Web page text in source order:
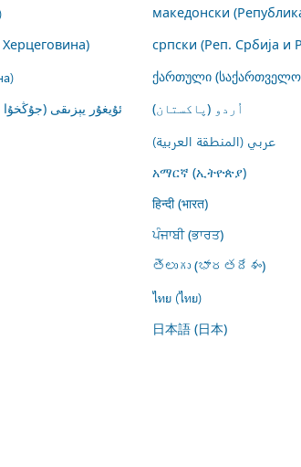
македонски
српски (Реп. Србија и
ქართული
ئۇيغۇر يېزىقى
اُردو (پاکستان)
عربي (المنطقة العربية)
አማርኛ (ኢትዮጵያ)
हिन्दी (भारत)
ਪੰਜਾਬੀ (ਭਾਰਤ)
తెలుగు (భారతదేశం)
ไทย (ไทย)
日本語 (日本)